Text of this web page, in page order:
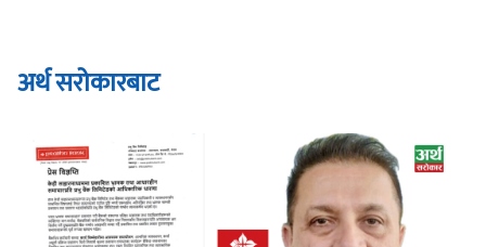
अर्थ सरोकारबाट